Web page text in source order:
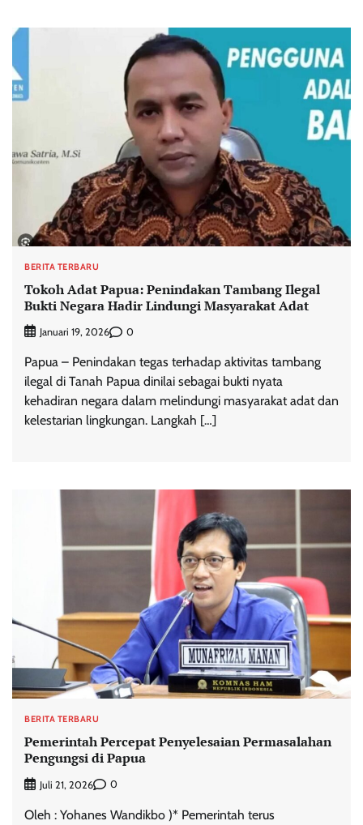
BERITA TERBARU
Tokoh Adat Papua: Penindakan Tambang Ilegal
Bukti Negara Hadir Lindungi Masyarakat Adat
Januari 19, 2026 0
Papua – Penindakan tegas terhadap aktivitas tambang
ilegal di Tanah Papua dinilai sebagai bukti nyata
kehadiran negara dalam melindungi masyarakat adat dan
kelestarian lingkungan. Langkah […]
BERITA TERBARU
Pemerintah Percepat Penyelesaian Permasalahan
Pengungsi di Papua
Juli 21, 2026 0
Oleh : Yohanes Wandikbo )* Pemerintah terus